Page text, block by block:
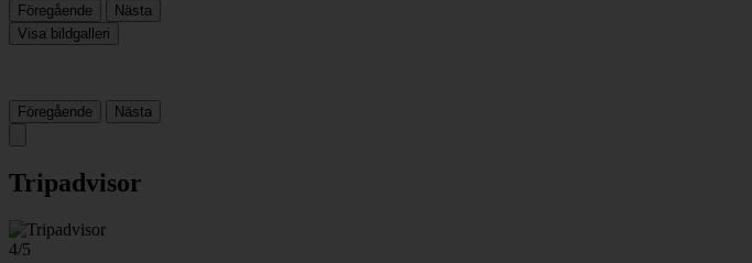
Föregående
Nästa
Visa bildgalleri
Föregående Nästa
Tripadvisor
4/5